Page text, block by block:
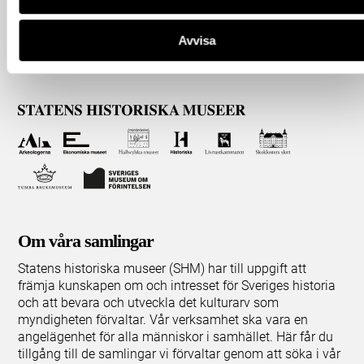
Avvisa
Om våra samlingar
Statens historiska museer (SHM) har till uppgift att
främja kunskapen om och intresset för Sveriges historia
och att bevara och utveckla det kulturarv som
myndigheten förvaltar. Vår verksamhet ska vara en
angelägenhet för alla människor i samhället. Här får du
tillgång till de samlingar vi förvaltar genom att söka i vår